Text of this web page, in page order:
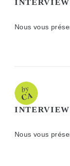
Nous vous
Nous vous